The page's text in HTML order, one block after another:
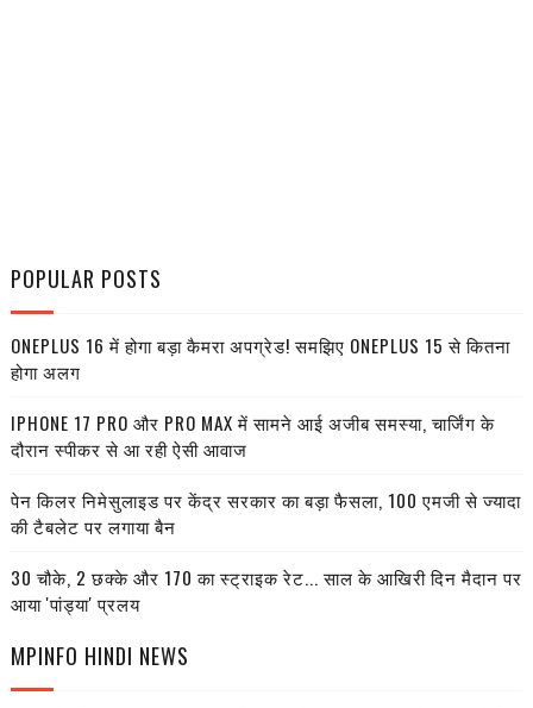
POPULAR POSTS
ONEPLUS 16 में होगा बड़ा कैमरा अपग्रेड! समझिए ONEPLUS 15 से कितना
होगा अलग
IPHONE 17 PRO और PRO MAX में सामने आई अजीब समस्या, चार्जिंग के
दौरान स्पीकर से आ रही ऐसी आवाज
पेन किलर निमेसुलाइड पर केंद्र सरकार का बड़ा फैसला, 100 एमजी से ज्यादा
की टैबलेट पर लगाया बैन
30 चौके, 2 छक्के और 170 का स्ट्राइक रेट... साल के आखिरी दिन मैदान पर
आया 'पांड्या' प्रलय
MPINFO HINDI NEWS